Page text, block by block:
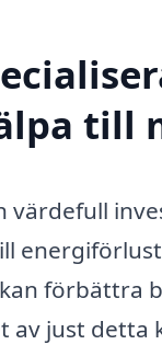
till
värdefull
förbättra
just detta